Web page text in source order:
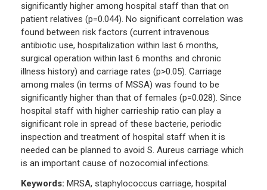
significantly higher among hospital staff than that on
patient relatives (p=0.044). No significant correlation was
found between risk factors (current intravenous
antibiotic use, hospitalization within last 6 months,
surgical operation within last 6 months and chronic
illness history) and carriage rates (p>0.05). Carriage
among males (in terms of MSSA) was found to be
significantly higher than that of females (p=0.028). Since
hospital staff with higher carrieship ratio can play a
significant role in spread of these bacterie, periodic
inspection and treatment of hospital staff when it is
needed can be planned to avoid S. Aureus carriage which
is an important cause of nozocomial infections.
Keywords: MRSA, staphylococcus carriage, hospital